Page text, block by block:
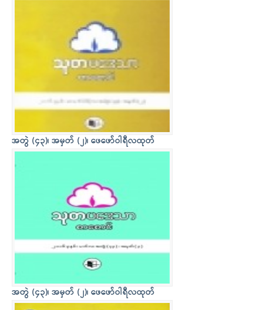
အတွဲ (၄၃)၊ အမှတ် (၂)၊ ဖေဖော်ဝါရီလထုတ်
အတွဲ (၄၃)၊ အမှတ် (၂)၊ ဖေဖော်ဝါရီလထုတ်